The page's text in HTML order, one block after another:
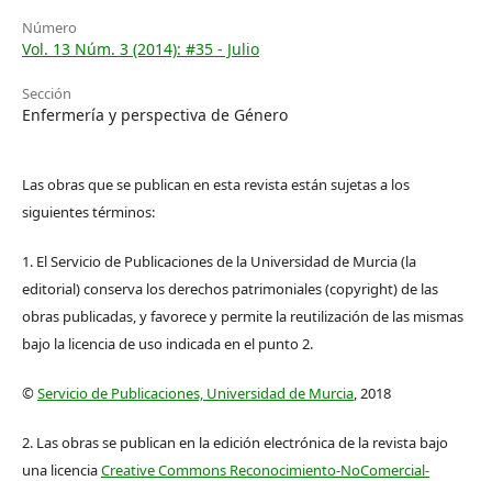
Número
Vol. 13 Núm. 3 (2014): #35 - Julio
Sección
Enfermería y perspectiva de Género
Las obras que se publican en esta revista están sujetas a los
siguientes términos:
1. El Servicio de Publicaciones de la Universidad de Murcia (la
editorial) conserva los derechos patrimoniales (copyright) de las
obras publicadas, y favorece y permite la reutilización de las mismas
bajo la licencia de uso indicada en el punto 2.
©Servicio de Publicaciones, Universidad de Murcia, 2018
2. Las obras se publican en la edición electrónica de la revista bajo
una licenciaCreative Commons Reconocimiento-NoComercial-